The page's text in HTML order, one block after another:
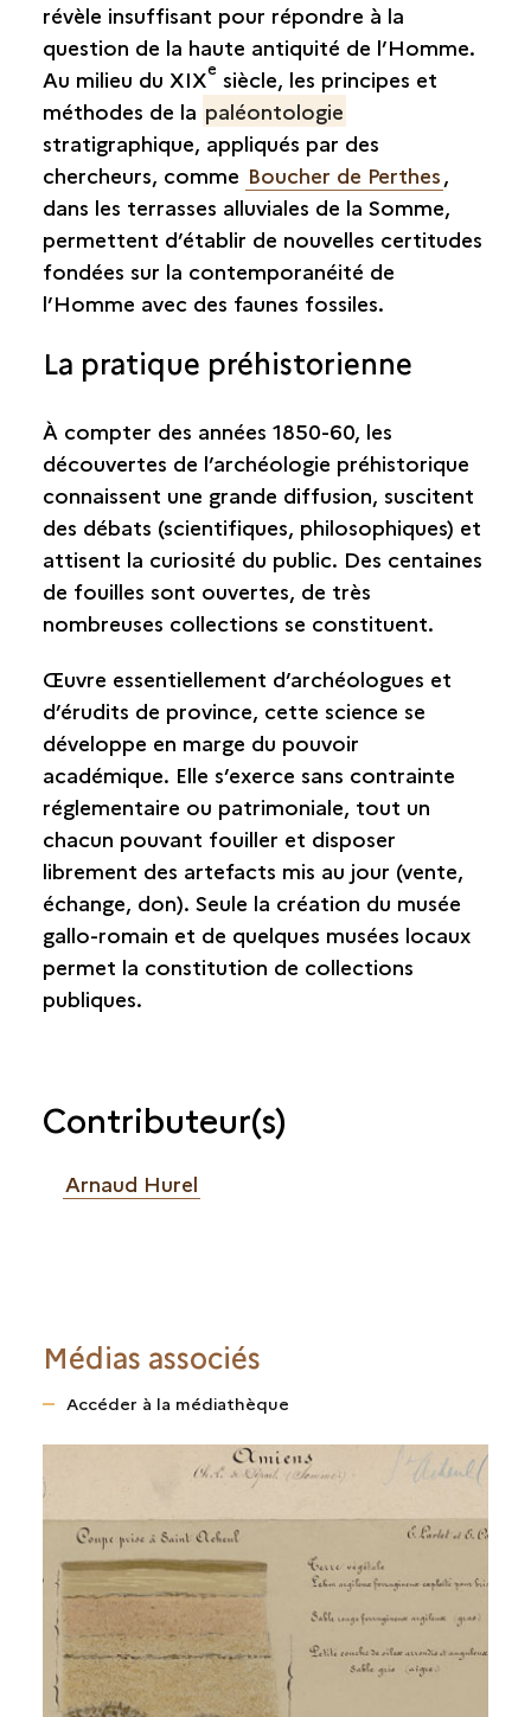
révèle insuffisant pour répondre à la
question de la haute antiquité de l’Homme.
Au milieu du XIXe siècle, les principes et
méthodes de la paléontologie
stratigraphique, appliqués par des
chercheurs, comme Boucher de Perthes ,
dans les terrasses alluviales de la Somme,
permettent d’établir de nouvelles certitudes
fondées sur la contemporanéité de
l’Homme avec des faunes fossiles.
La pratique préhistorienne
À compter des années 1850-60, les
découvertes de l’archéologie préhistorique
connaissent une grande diffusion, suscitent
des débats (scientifiques, philosophiques) et
attisent la curiosité du public. Des centaines
de fouilles sont ouvertes, de très
nombreuses collections se constituent.
Œuvre essentiellement d’archéologues et
d’érudits de province, cette science se
développe en marge du pouvoir
académique. Elle s’exerce sans contrainte
réglementaire ou patrimoniale, tout un
chacun pouvant fouiller et disposer
librement des artefacts mis au jour (vente,
échange, don). Seule la création du musée
gallo-romain et de quelques musées locaux
permet la constitution de collections
publiques.
Contributeur(s)
Arnaud Hurel
Médias associés
Accéder à la médiathèque